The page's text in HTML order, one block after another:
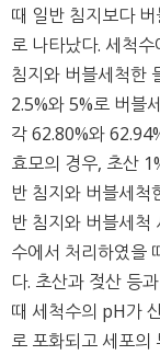
때 일반 침지보다
로 나타났다. 세척
침지와 버블세척한
2.5%와 5%로 버블
각 62.80%와
효모의 경우, 초산
반 침지와 버블세척
반 침지와 버블세척
수에서 처리하였을
다. 초산과 젖산 등
때 세척수의 pH가
로 포화되고 세포의